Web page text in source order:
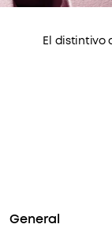
El distintivo
General